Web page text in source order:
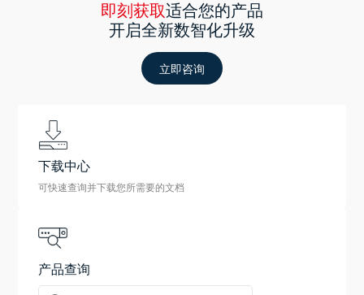
即刻获取适合您的产品
开启全新数智化升级
立即咨询
下载中心
可快速查询并下载您所需要的文档
产品查询